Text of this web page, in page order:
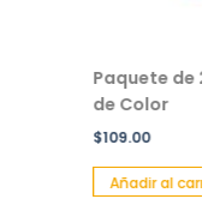
Paquete de
de Color
$109.00
Añadir al